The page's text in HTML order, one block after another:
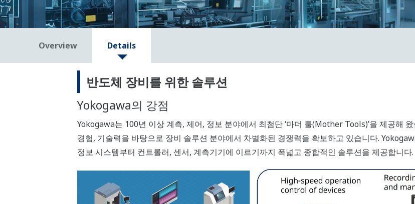
Overview Details
반도체 장비를 위한 솔루션
Yokogawa의 강점
Yokogawa는 100년 이상 계측, 제어, 정보 분야에서 최첨단 ‘마더 툴(Mother Tools)’을 제공해
경험, 기술력을 바탕으로 장비 솔루션 분야에서 차별화된 경쟁력을 확보하고 있습니다.
정보 시스템부터 컨트롤러, 센서, 계측기기에 이르기까지 폭넓고 종합적인 솔루션을 제공합니다.